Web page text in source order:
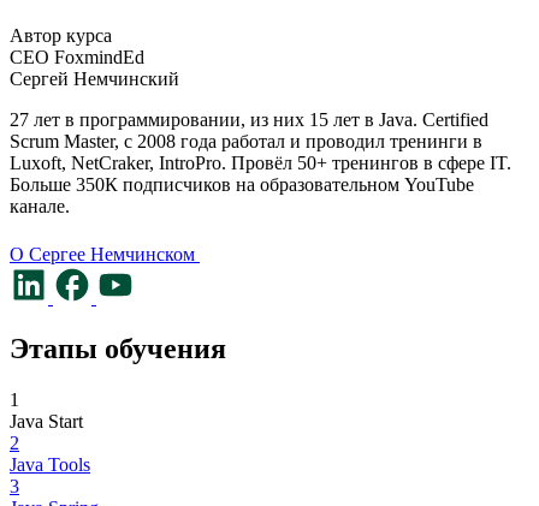
Автор курса
CEO FoxmindEd
Сергей Немчинский
27 лет в программировании, из них 15 лет в Java. Certified
Scrum Master, c 2008 года работал и проводил тренинги в
Luxoft, NetCraker, IntroPro. Провёл 50+ тренингов в сфере IT.
Больше 350К подписчиков на образовательном YouTube
канале.
О Сергее Немчинском
Этапы обучения
1
Java Start
2
Java Tools
3